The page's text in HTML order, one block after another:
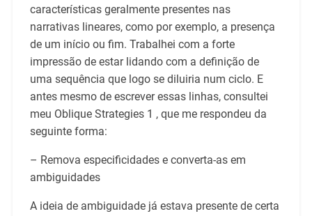
características geralmente presentes nas
narrativas lineares, como por exemplo, a presença
de um início ou fim. Trabalhei com a forte
impressão de estar lidando com a definição de
uma sequência que logo se diluiria num ciclo. E
antes mesmo de escrever essas linhas, consultei
meu Oblique Strategies 1 , que me respondeu da
seguinte forma:
– Remova especificidades e converta-as em
ambiguidades
A ideia de ambiguidade já estava presente de certa